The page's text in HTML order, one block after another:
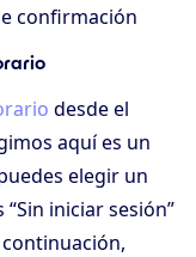
confirmación
desde el
aquí es un
elegir un
iniciar sesión”